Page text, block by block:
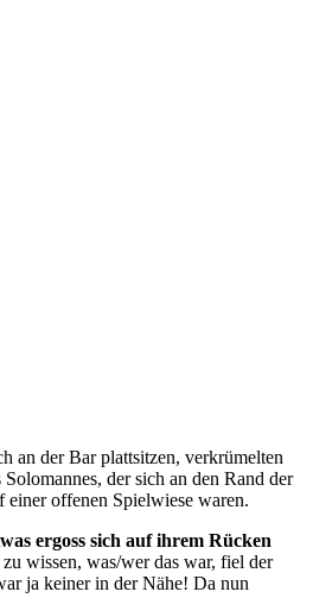
an der Bar plattsitzen, verkrümelten
der sich an den Rand der
einer offenen Spielwiese waren.
ergoss sich auf ihrem Rücken
wissen, was/wer das war, fiel der
ja keiner in der Nähe! Da nun